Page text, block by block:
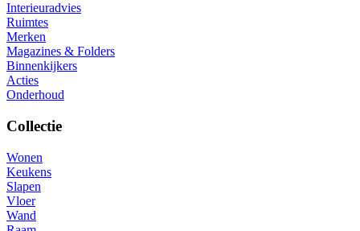
Interieuradvies
Ruimtes
Merken
Magazines & Folders
Binnenkijkers
Acties
Onderhoud
Collectie
Wonen
Keukens
Slapen
Vloer
Wand